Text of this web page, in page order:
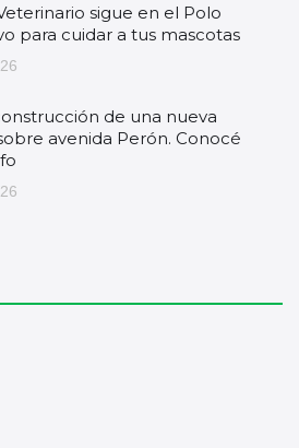
sigue en el Polo
para cuidar a tus mascotas
de una nueva
avenida Perón. Conocé